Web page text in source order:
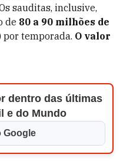
sauditas, inclusive,
de 80 a 90 milhões de
por temporada. O valor
dentro das últimas
e do Mundo
Google